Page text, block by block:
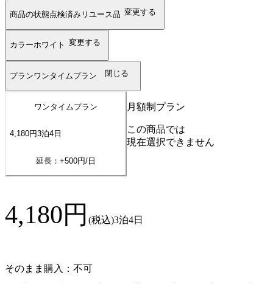
商品の状態点検済みリユース品 変更する
カラーホワイト 変更する
プランワンタイムプラン 閉じる
ワンタイムプラン
4,180円3泊4 日
延長：+500円/日
月額制プラン
この商品では
現在選択できません
4,180円 (税込)3泊4日
そのまま購入：不可